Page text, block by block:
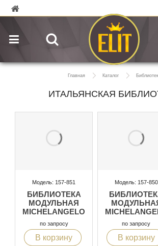
Главная Каталог
ИТАЛЬЯНСКАЯ
Модель: 157-851
БИБЛИОТЕКА
МОДУЛЬНАЯ
MICHELANGELO
по запросу
В корзину
Модель: 157-850
по запросу
В корзину